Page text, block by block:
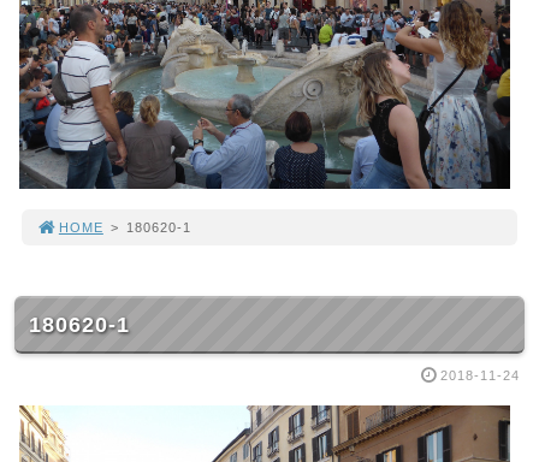
HOME > 180620-1
180620-1
2018-11-24